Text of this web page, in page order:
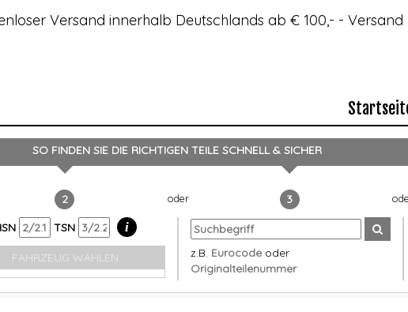
Versand innerhalb Deutschlands ab € 100,- - Versand
SO FINDEN SIE DIE RICHTIGEN TEILE SCHNELL & SICHER
2
TSN i
FAHRZEUG WÄHLEN
3
z.B. Eurocode oder
Originalteilenummer